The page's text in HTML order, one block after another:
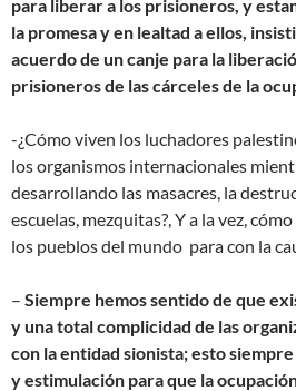
para liberar a los prisioneros, y
la promesa y en lealtad a ellos,
acuerdo de un canje para la
prisioneros de las cárceles de la
-¿Cómo viven los luchadores
los organismos internacionales
desarrollando las masacres, la
escuelas, mezquitas?, Y a la vez,
los pueblos del mundo para con la
– Siempre hemos sentido de que
y una total complicidad de las
con la entidad sionista; esto
y estimulación para que la